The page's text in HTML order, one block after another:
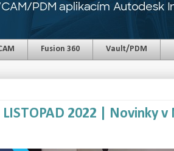
Fusion 360 Vault/PDM
2022 | Novinky v